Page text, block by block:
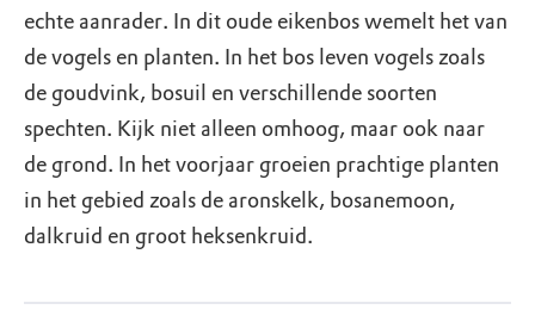
echte aanrader. In dit oude eikenbos wemelt het van
de vogels en planten. In het bos leven vogels zoals
de goudvink, bosuil en verschillende soorten
spechten. Kijk niet alleen omhoog, maar ook naar
de grond. In het voorjaar groeien prachtige planten
in het gebied zoals de aronskelk, bosanemoon,
dalkruid en groot heksenkruid.